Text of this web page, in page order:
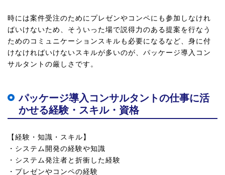
時には案件受注のためにプレゼンやコンペにも参加しなけれ
ばいけないため、そういった場で説得力のある提案を行なう
ためのコミュニケーションスキルも必要になるなど、身に付
けなければいけないスキルが多いのが、パッケージ導入コン
サルタントの厳しさです。
パッケージ導入コンサルタントの仕事に活
かせる経験・スキル・資格
【経験・知識・スキル】
・システム開発の経験や知識
・システム発注者と折衝した経験
・プレゼンやコンペの経験